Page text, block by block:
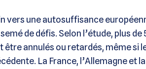
vers une autosuffisance
de défis. Selon l’étude, plus
annulés ou retardés, même si
La France, l’Allemagne et